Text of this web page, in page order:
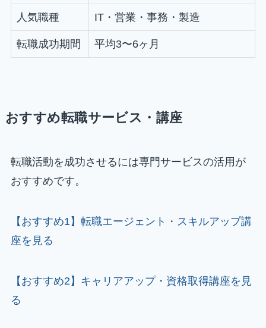
人気職種 IT・営業・事務・製造
転職成功期間 平均3〜6ヶ月
おすすめ転職サービス・講座
転職活動を成功させるには専門サービスの活用が
おすすめです。
【おすすめ1】転職エージェント・スキルアップ講
座を見る
【おすすめ2】キャリアアップ・資格取得講座を見
る